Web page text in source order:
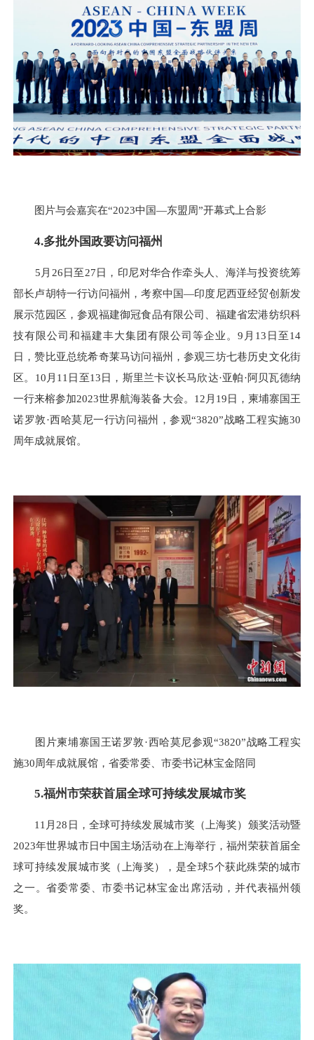
图片与会嘉宾在“2023中国—东盟周”开幕式上合影
4.多批外国政要访问福州
5月26日至27日，印尼对华合作牵头人、海洋与投资统筹
部长卢胡特一行访问福州，考察中国—印度尼西亚经贸创新发
展示范园区，参观福建御冠食品有限公司、福建省宏港纺织科
技有限公司和福建丰大集团有限公司等企业。9月13日至14
日，赞比亚总统希奇莱马访问福州，参观三坊七巷历史文化街
区。10月11日至13日，斯里兰卡议长马欣达·亚帕·阿贝瓦德纳
一行来榕参加2023世界航海装备大会。12月19日，柬埔寨国王
诺罗敦·西哈莫尼一行访问福州，参观“3820”战略工程实施30
周年成就展馆。
图片柬埔寨国王诺罗敦·西哈莫尼参观“3820”战略工程实
施30周年成就展馆，省委常委、市委书记林宝金陪同
5.福州市荣获首届全球可持续发展城市奖
11月28日，全球可持续发展城市奖（上海奖）颁奖活动暨
2023年世界城市日中国主场活动在上海举行，福州荣获首届全
球可持续发展城市奖（上海奖），是全球5个获此殊荣的城市
之一。省委常委、市委书记林宝金出席活动，并代表福州领
奖。